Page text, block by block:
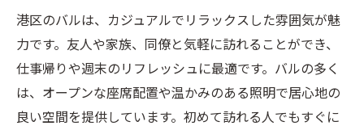
港区のバルは、カジュアルでリラックスした雰囲気が魅
力です。友人や家族、同僚と気軽に訪れることができ、
仕事帰りや週末のリフレッシュに最適です。バルの多く
は、オープンな座席配置や温かみのある照明で居心地の
良い空間を提供しています。初めて訪れる人でもすぐに